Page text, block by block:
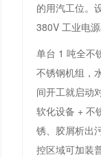
的用汽工位。
380V 工业电
单台 1 吨全不
不锈钢机组，
间开工就启动
软化设备 + 不
锈、胶屑析出
控区域可加装